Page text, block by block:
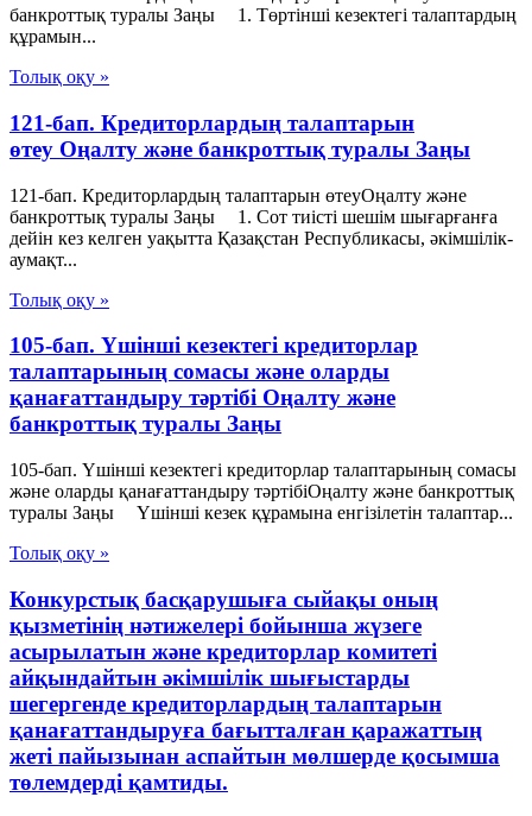
банкроттық туралы Заңы 1. Төртінші кезектегі талаптардың
құрамын...
Толық оқу »
121-бап. Кредиторлардың талаптарын
өтеу Оңалту және банкроттық туралы Заңы
121-бап. Кредиторлардың талаптарын өтеуОңалту және
банкроттық туралы Заңы 1. Сот тиiстi шешiм шығарғанға
дейiн кез келген уақытта Қазақстан Республикасы, әкiмшiлiк-
аумақт...
Толық оқу »
105-бап. Үшінші кезектегі кредиторлар
талаптарының сомасы және оларды
қанағаттандыру тәртібі Оңалту және
банкроттық туралы Заңы
105-бап. Үшінші кезектегі кредиторлар талаптарының сомасы
және оларды қанағаттандыру тәртібіОңалту және банкроттық
туралы Заңы Үшінші кезек құрамына енгізілетін талаптар...
Толық оқу »
Конкурстық басқарушыға сыйақы оның
қызметінің нәтижелері бойынша жүзеге
асырылатын және кредиторлар комитеті
айқындайтын әкімшілік шығыстарды
шегергенде кредиторлардың талаптарын
қанағаттандыруға бағытталған қаражаттың
жеті пайызынан аспайтын мөлшерде қосымша
төлемдерді қамтиды.